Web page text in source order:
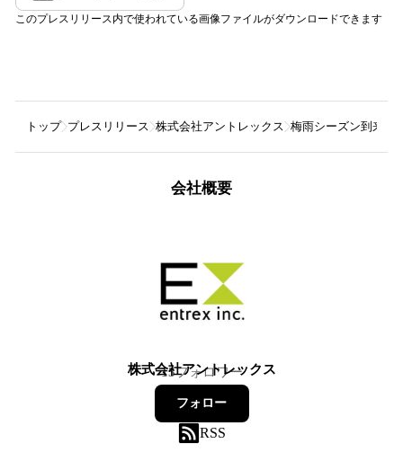
このプレスリリース内で使われている画像ファイルがダウンロードできます
トップ プレスリリース 株式会社アントレックス 梅雨シーズン到来で
会社概要
株式会社アントレックス
15フォロワー
フォロー
RSS